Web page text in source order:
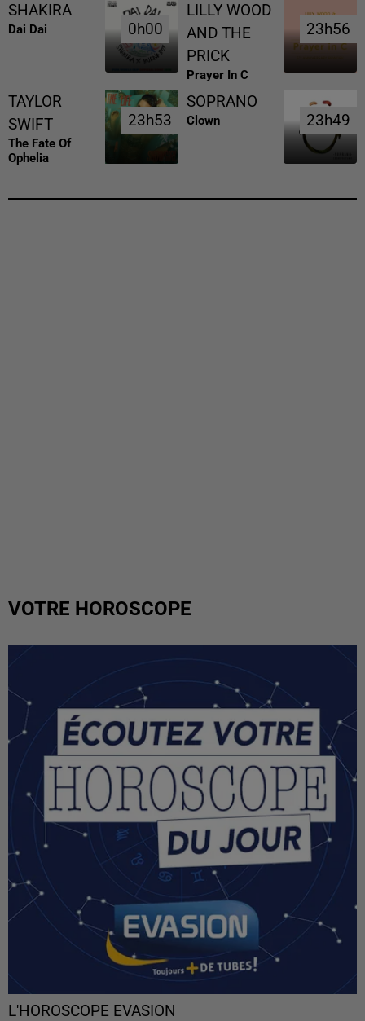
SHAKIRA
Dai Dai 0h00
0h00
LILLY WOOD
AND THE
PRICK
Prayer In C
23h56
23h56
TAYLOR
SWIFT
The Fate Of
Ophelia
23h53
23h53
SOPRANO
Clown 23h49
23h49
VOTRE HOROSCOPE
L'HOROSCOPE EVASION